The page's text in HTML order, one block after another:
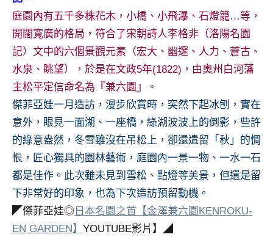
會
及
活
動
主
持、
學
校
企
業
講
座、
落
客
及
庭園內有五千多株花木，小橋、小飛瀑、石燈籠…等，
開闊寬廣的格局，符合了宋朝詩人李格非（洛陽名園
記）文中的六個景觀元素（宏大、幽邃、人力、蒼古、
水泉、眺望），於是在文政5年(1822)，由奧州白河藩
主松平定信命名為『兼六園』。
傑菲亞娃一月造訪，漫步欣賞時，突然下起冰刨，實在
意外，眼見一面湖、一座橋，綠湖波波上的倒影，些許
的綠意盎然，冬雪雖沒在吊松上，卻還遺留「秋」的惆
悵，匠心獨具的園林藝術，庭園內一景一物、一水一石
都是佳作。此次雖未見到雪松、點燈等美景，但還是留
下非常好的印象，也為下次造訪預留動機。
◤傑菲亞娃◎ 日本名園之首【金澤兼六園KENROKU-
EN GARDEN】 YOUTUBE影片】◢